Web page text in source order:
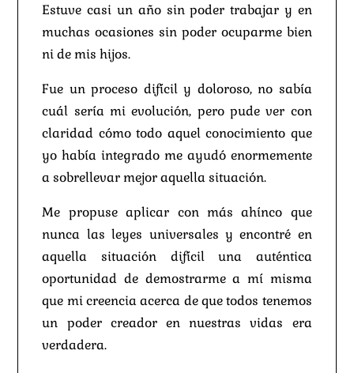
Estuve casi un año sin poder trabajar y en
muchas ocasiones sin poder ocuparme bien
ni de mis hijos.
Fue un proceso difícil y doloroso, no sabía
cuál sería mi evolución, pero pude ver con
claridad cómo todo aquel conocimiento que
yo había integrado me ayudó enormemente
a sobrellevar mejor aquella situación.
Me propuse aplicar con más ahínco que
nunca las leyes universales y encontré en
aquella situación difícil una auténtica
oportunidad de demostrarme a mí misma
que mi creencia acerca de que todos tenemos
un poder creador en nuestras vidas era
verdadera.